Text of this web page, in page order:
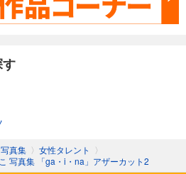
写真集 〉 女性タレント
〉
写真集 「ga・i・na」アザーカット2